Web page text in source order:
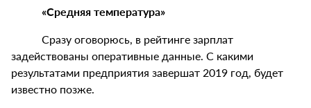
«Средняя температура»
Сразу оговорюсь, в рейтинге зарплат
задействованы оперативные данные. С какими
результатами предприятия завершат 2019 год, будет
известно позже.